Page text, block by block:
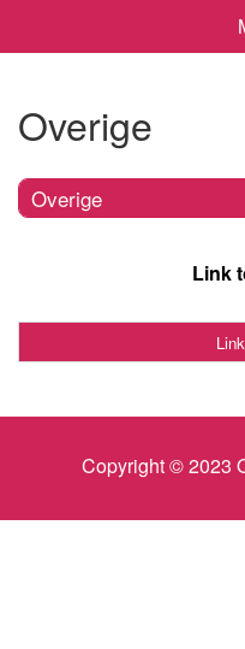
Overige
Overige
Link
Copyright © 2023